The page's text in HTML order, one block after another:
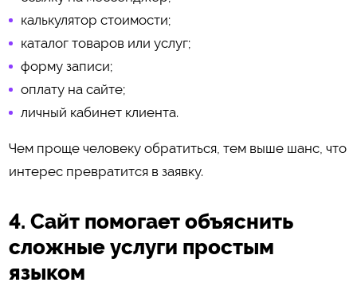
калькулятор стоимости;
каталог товаров или услуг;
форму записи;
оплату на сайте;
личный кабинет клиента.
Чем проще человеку обратиться, тем выше шанс, что
интерес превратится в заявку.
4. Сайт помогает объяснить
сложные услуги простым
языком